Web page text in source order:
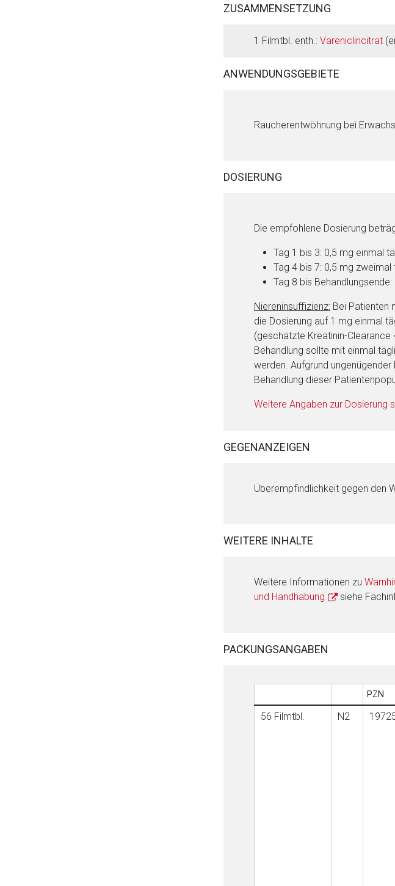
ZUSAMMENSETZUNG
1 Filmtbl. enth.: Vareniclincitrat
ANWENDUNGSGEBIETE
Raucherentwöhnung bei
DOSIERUNG
Die empfohlene Dosierung
Tag 1 bis 3: 0,5 mg einmal
Tag 4 bis 7: 0,5 mg zweimal
Tag 8 bis
Niereninsuffizienz: Bei Patienten
die Dosierung auf 1 mg einmal
(geschätzte Kreatinin-
Behandlung sollte mit einmal
werden. Aufgrund
Behandlung dieser
Weitere Angaben zur Dosierung
GEGENANZEIGEN
Überempfindlichkeit gegen den
WEITERE INHALTE
Weitere Informationen zu
und Handhabung
siehe
PACKUNGSANGABEN
PZN
56 Filmtbl. N2